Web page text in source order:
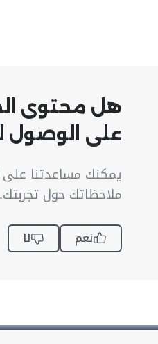
هل محتوى
على الوصول
يمكنك مساعدتنا
ملاحظاتك حول تجربتك.
نعم لا